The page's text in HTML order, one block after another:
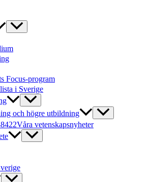
Focus-program
i Sverige
och högre utbildning
Våra vetenskapsnyheter